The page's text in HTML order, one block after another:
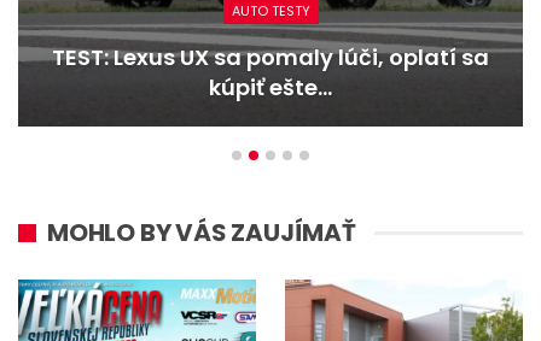
AUTO TESTY
TEST: Lexus UX sa pomaly lúči, oplatí sa
kúpiť ešte…
MOHLO BY VÁS ZAUJÍMAŤ